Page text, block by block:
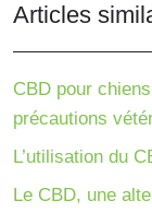
Articles
CBD pour
précautions
L’utilisation du
Le CBD, une